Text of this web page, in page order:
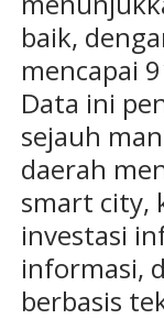
baik,
mencapai
Data ini
sejauh
daerah
smart city,
investasi
informasi,
berbasis